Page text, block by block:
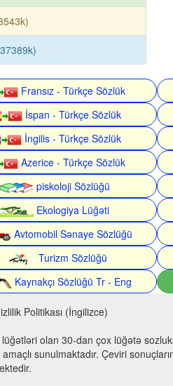
Fransız - Türkçe Sözlük
İspan - Türkçe Sözlük
İngilis - Türkçe Sözlük
Azerice - Türkçe Sözlük
piskoloji Sözlüğü
Ekologiya Lüğəti
Avtomobil Sənaye Sözlüğü
Turizm Sözlüğü
Kaynakçı Sözlüğü Tr - Eng
Politikası (İngilizce)
olan 30-dan çox lüğətə
sunulmaktadır. Çeviri